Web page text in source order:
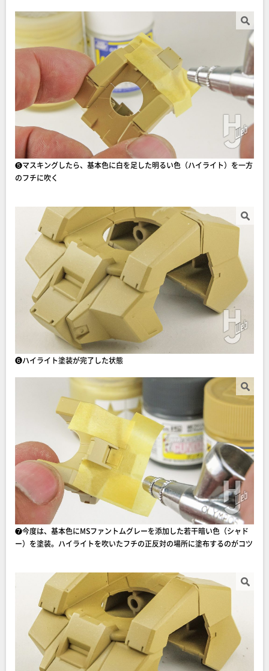
❺マスキングしたら、基本色に白を足した明るい色（ハイライト）を一方
のフチに吹く
❻ハイライト塗装が完了した状態
❼今度は、基本色にMSファントムグレーを添加した若干暗い色（シャド
ー）を塗装。ハイライトを吹いたフチの正反対の場所に塗布するのがコツ